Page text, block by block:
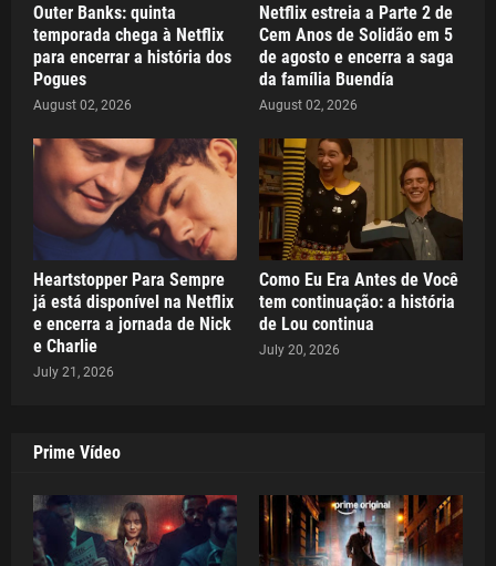
Outer Banks: quinta
temporada chega à Netflix
para encerrar a história dos
Pogues
August 02, 2026
Netflix estreia a Parte 2 de
Cem Anos de Solidão em 5
de agosto e encerra a saga
da família Buendía
August 02, 2026
Heartstopper Para Sempre
já está disponível na Netflix
e encerra a jornada de Nick
e Charlie
July 21, 2026
Como Eu Era Antes de Você
tem continuação: a história
de Lou continua
July 20, 2026
Prime Vídeo